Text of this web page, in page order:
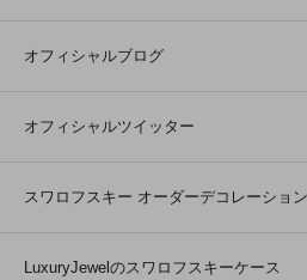
オフィシャルブログ
オフィシャルツイッター
スワロフスキー オーダーデコレーション
LuxuryJewelのスワロフスキーケース